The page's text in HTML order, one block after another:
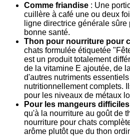
Comme friandise : Une
cuillère à café une ou deux
ligne directrice générale
bonne santé.
Thon pour nourriture pour
chats formulée étiquetée
est un produit totalement
de la vitamine E ajoutée, de
d'autres nutriments
nutritionnellement complets.
pour les niveaux de métaux
Pour les mangeurs difficiles
qu'à la nourriture au goût de
nourriture pour chats
arôme plutôt que du thon